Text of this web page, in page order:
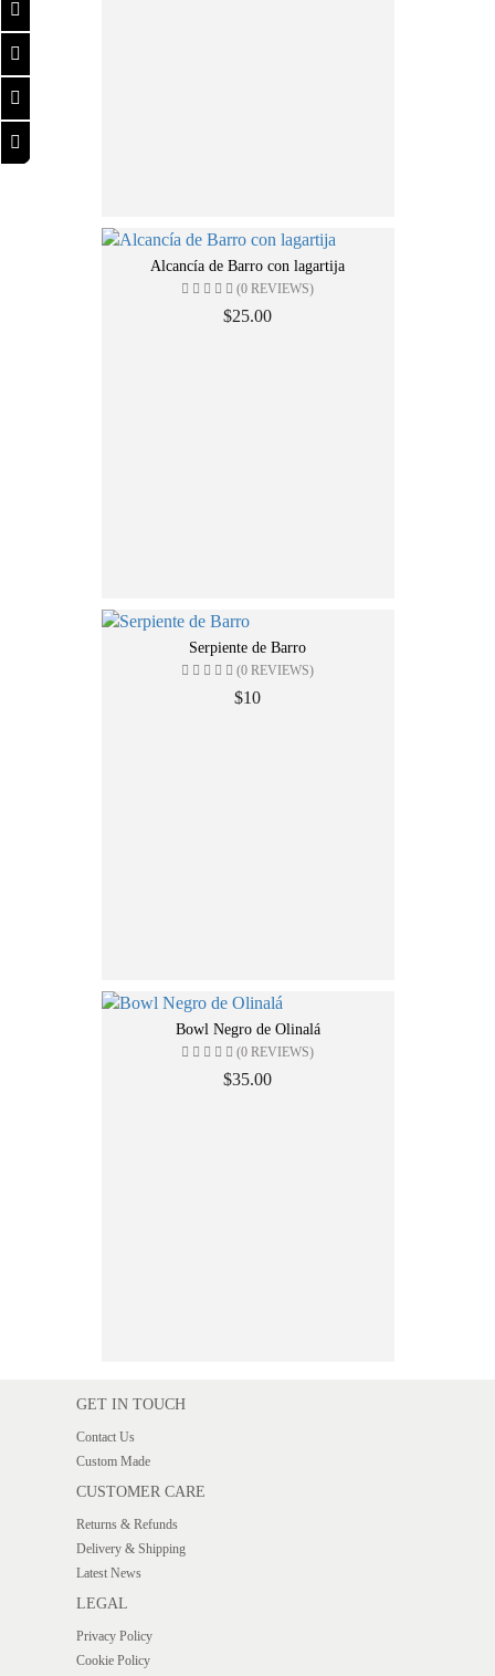
Alcancía de Barro con lagartija
(0 REVIEWS)
$25.00
Serpiente de Barro
(0 REVIEWS)
$10
Bowl Negro de Olinalá
(0 REVIEWS)
$35.00
GET IN TOUCH
Contact Us
Custom Made
CUSTOMER CARE
Returns & Refunds
Delivery & Shipping
Latest News
LEGAL
Privacy Policy
Cookie Policy